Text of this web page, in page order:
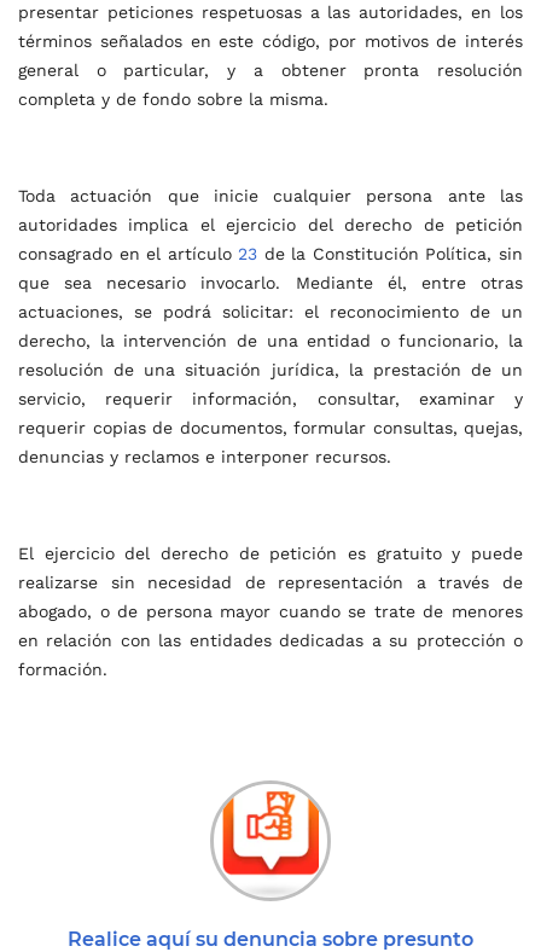
presentar peticiones respetuosas a las autoridades, en los
términos señalados en este código, por motivos de interés
general o particular, y a obtener pronta resolución
completa y de fondo sobre la misma.
Toda actuación que inicie cualquier persona ante las
autoridades implica el ejercicio del derecho de petición
consagrado en el artículo 23 de la Constitución Política, sin
que sea necesario invocarlo. Mediante él, entre otras
actuaciones, se podrá solicitar: el reconocimiento de un
derecho, la intervención de una entidad o funcionario, la
resolución de una situación jurídica, la prestación de un
servicio, requerir información, consultar, examinar y
requerir copias de documentos, formular consultas, quejas,
denuncias y reclamos e interponer recursos.
El ejercicio del derecho de petición es gratuito y puede
realizarse sin necesidad de representación a través de
abogado, o de persona mayor cuando se trate de menores
en relación con las entidades dedicadas a su protección o
formación.
Realice aquí su denuncia sobre presunto